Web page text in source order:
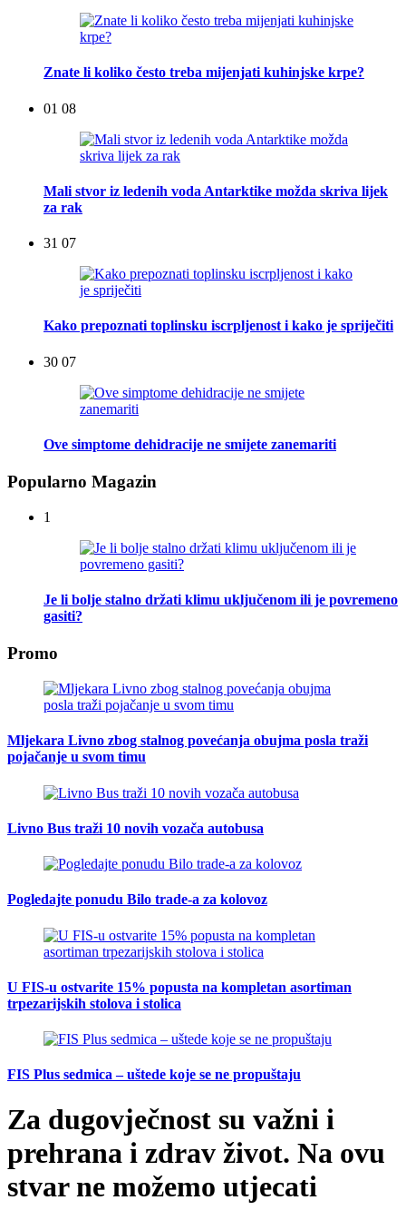
Znate li koliko često treba mijenjati kuhinjske krpe?
01 08
Mali stvor iz ledenih voda Antarktike možda skriva lijek
za rak
31 07
Kako prepoznati toplinsku iscrpljenost i kako je spriječiti
30 07
Ove simptome dehidracije ne smijete zanemariti
Popularno Magazin
1
Je li bolje stalno držati klimu uključenom ili je povremeno
gasiti?
Promo
Mljekara Livno zbog stalnog povećanja obujma posla traži
pojačanje u svom timu
Livno Bus traži 10 novih vozača autobusa
Pogledajte ponudu Bilo trade-a za kolovoz
U FIS-u ostvarite 15% popusta na kompletan asortiman
trpezarijskih stolova i stolica
FIS Plus sedmica – uštede koje se ne propuštaju
Za dugovječnost su važni i
prehrana i zdrav život. Na ovu
stvar ne možemo utjecati